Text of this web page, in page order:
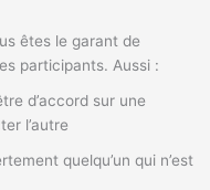
êtes le garant de
participants. Aussi :
d’accord sur une
l’autre
quelqu’un qui n’est